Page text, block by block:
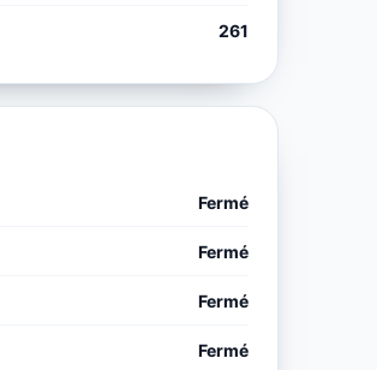
261
Fermé
Fermé
Fermé
Fermé